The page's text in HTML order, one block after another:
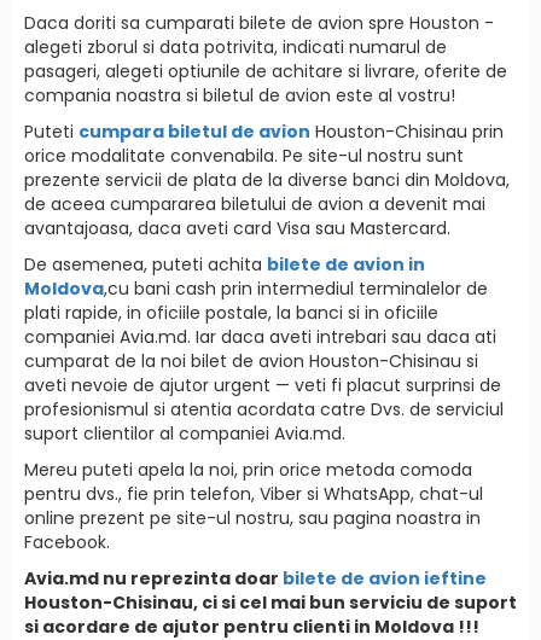
Daca doriti sa cumparati bilete de avion spre Houston -
alegeti zborul si data potrivita, indicati numarul de
pasageri, alegeti optiunile de achitare si livrare, oferite de
compania noastra si biletul de avion este al vostru!
Puteti cumpara biletul de avion Houston-Chisinau prin
orice modalitate convenabila. Pe site-ul nostru sunt
prezente servicii de plata de la diverse banci din Moldova,
de aceea cumpararea biletului de avion a devenit mai
avantajoasa, daca aveti card Visa sau Mastercard.
De asemenea, puteti achita bilete de avion in
Moldova,cu bani cash prin intermediul terminalelor de
plati rapide, in oficiile postale, la banci si in oficiile
companiei Avia.md. Iar daca aveti intrebari sau daca ati
cumparat de la noi bilet de avion Houston-Chisinau si
aveti nevoie de ajutor urgent — veti fi placut surprinsi de
profesionismul si atentia acordata catre Dvs. de serviciul
suport clientilor al companiei Avia.md.
Mereu puteti apela la noi, prin orice metoda comoda
pentru dvs., fie prin telefon, Viber si WhatsApp, chat-ul
online prezent pe site-ul nostru, sau pagina noastra in
Facebook.
Avia.md nu reprezinta doar bilete de avion ieftine
Houston-Chisinau, ci si cel mai bun serviciu de suport
si acordare de ajutor pentru clienti in Moldova !!!